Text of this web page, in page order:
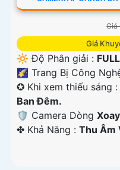
Giá
Giá
🔆 Độ Phân giải :
🌠 Trang Bị Công
✪ Khi xem thiếu sáng :
Ban Ðêm.
🛡 Camera Dòng
️✤ Khả Năng : Thu Âm